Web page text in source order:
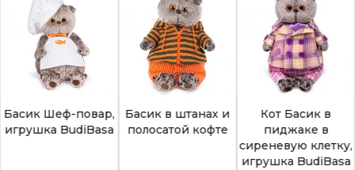
Басик Шеф-повар,
игрушка BudiBasa
Басик в штанах и
полосатой кофте
Кот Басик в
пиджаке в
сиреневую клетку,
игрушка BudiBasa